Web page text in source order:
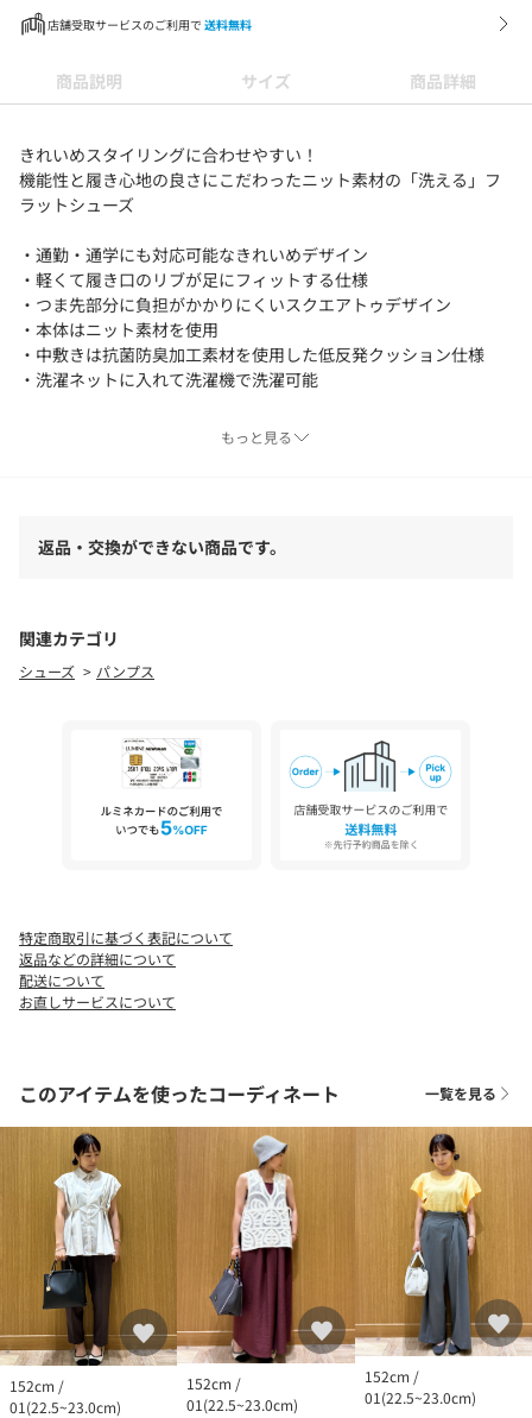
店舗受取サービスのご利用で 送料無料
商品説明 サイズ 商品詳細
きれいめスタイリングに合わせやすい！
機能性と履き心地の良さにこだわったニット素材の「洗える」フ
ラットシューズ
・通勤・通学にも対応可能なきれいめデザイン
・軽くて履き口のリブが足にフィットする仕様
・つま先部分に負担がかかりにくいスクエアトゥデザイン
・本体はニット素材を使用
・中敷きは抗菌防臭加工素材を使用した低反発クッション仕様
・洗濯ネットに入れて洗濯機で洗濯可能
履き口はリブ仕様で足によりフィットするデザイン。
トです。
■通勤対応可能
ではありません。
※照明の関係により、実際よりも色味が違って見える場合があり
ます。また、パソコン・スマートフォンなどの環境により、若干
もっと見る
返品・交換ができない商品です。
関連カテゴリ
シューズ パンプス
特定商取引に基づく表記について
返品などの詳細について
配送について
お直しサービスについて
このアイテムを使ったコーディネート 一覧を見る
152cm /
01(22.5~23.0cm)
152cm /
01(22.5~23.0cm)
152cm /
01(22.5~23.0cm)